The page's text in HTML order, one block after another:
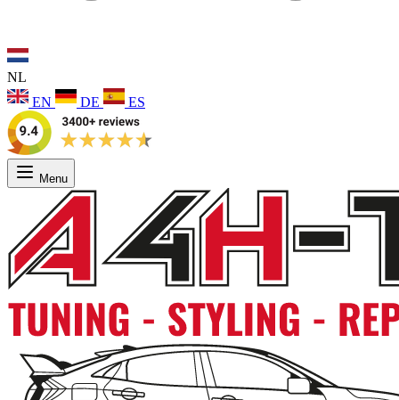
NL
EN
DE ES
Menu